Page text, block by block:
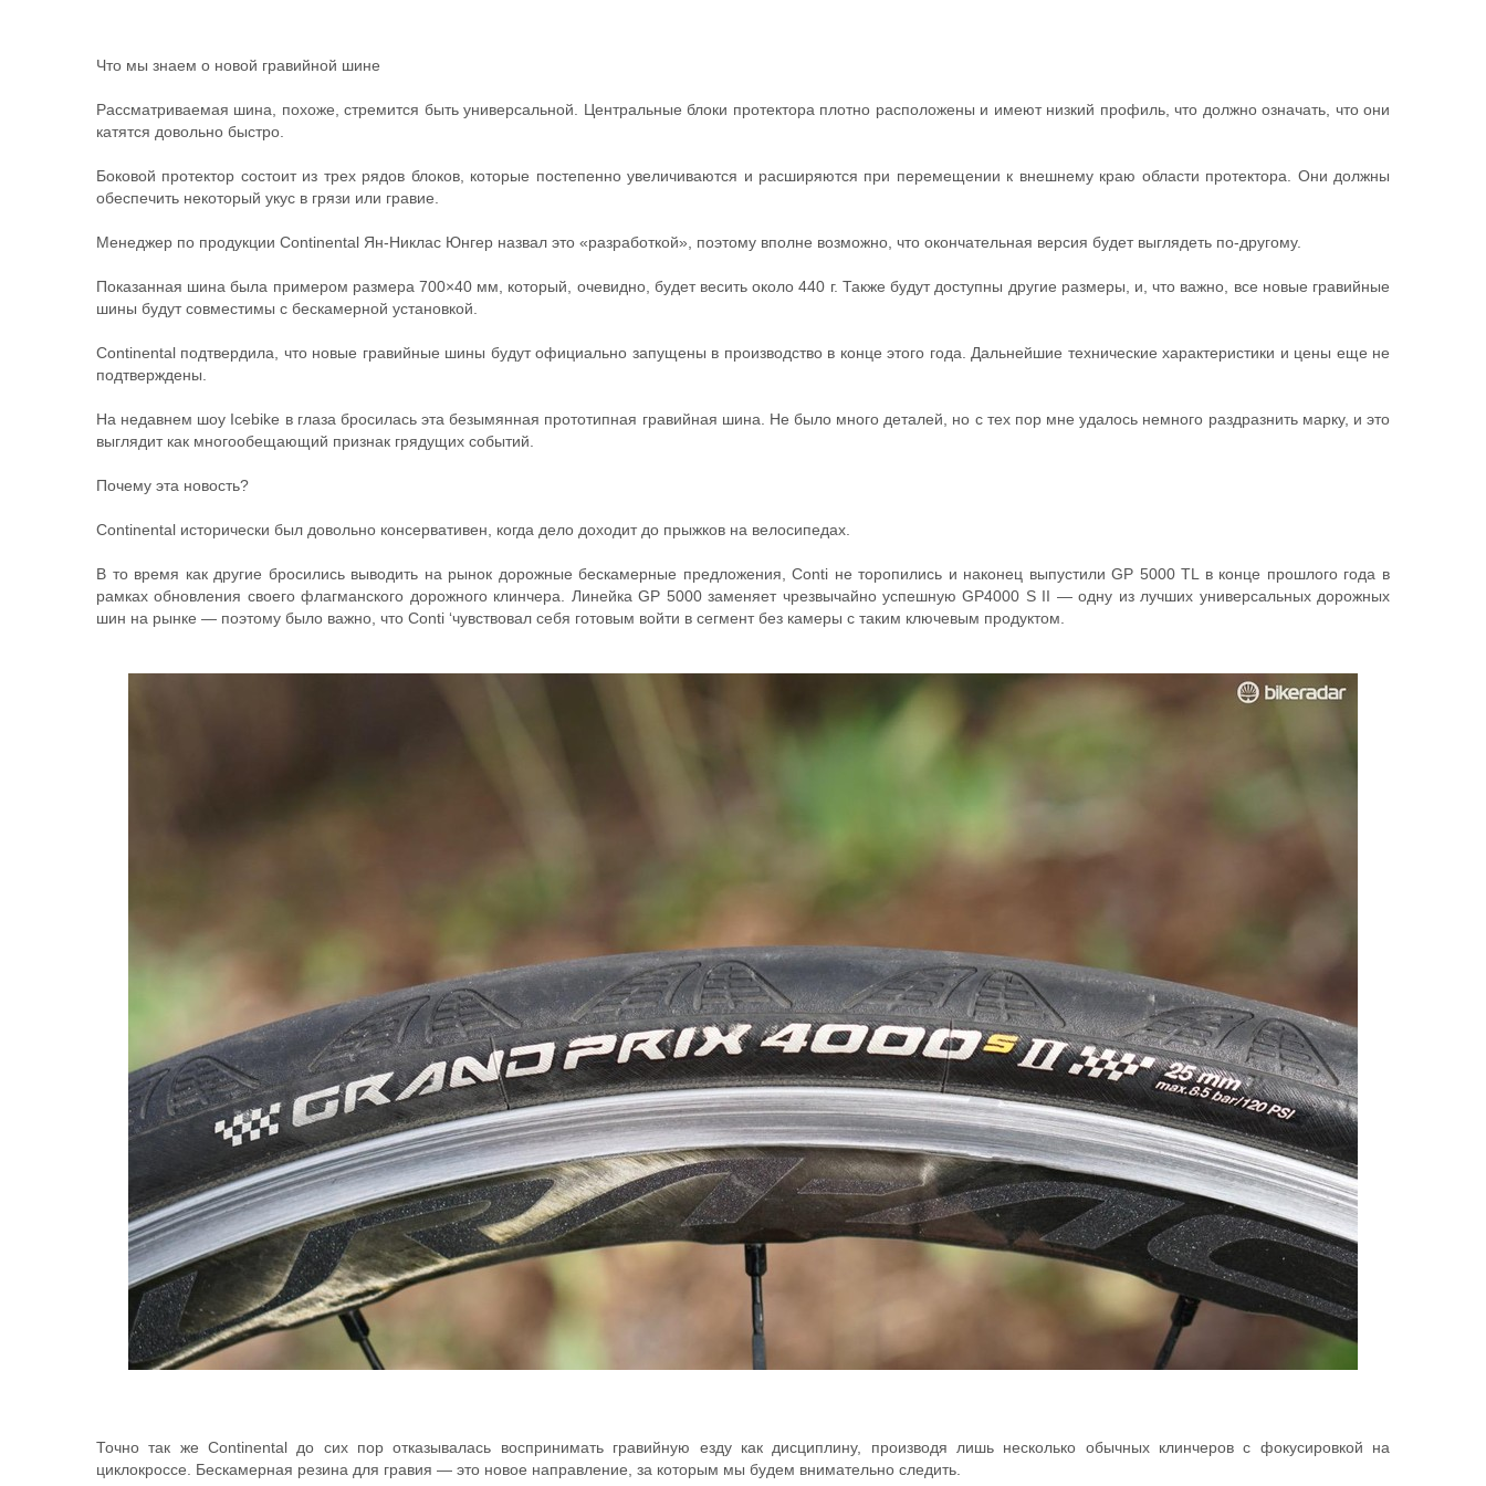
Что мы знаем о новой гравийной шине
Рассматриваемая шина, похоже, стремится быть универсальной. Центральные блоки протектора плотно расположены и имеют низкий профиль, что должно означать, что они
катятся довольно быстро.
Боковой протектор состоит из трех рядов блоков, которые постепенно увеличиваются и расширяются при перемещении к внешнему краю области протектора. Они должны
обеспечить некоторый укус в грязи или гравие.
Менеджер по продукции Continental Ян-Никлас Юнгер назвал это «разработкой», поэтому вполне возможно, что окончательная версия будет выглядеть по-другому.
Показанная шина была примером размера 700×40 мм, который, очевидно, будет весить около 440 г. Также будут доступны другие размеры, и, что важно, все новые гравийные
шины будут совместимы с бескамерной установкой.
Continental подтвердила, что новые гравийные шины будут официально запущены в производство в конце этого года. Дальнейшие технические характеристики и цены еще не
подтверждены.
На недавнем шоу Icebike в глаза бросилась эта безымянная прототипная гравийная шина. Не было много деталей, но с тех пор мне удалось немного раздразнить марку, и это
выглядит как многообещающий признак грядущих событий.
Почему эта новость?
Continental исторически был довольно консервативен, когда дело доходит до прыжков на велосипедах.
В то время как другие бросились выводить на рынок дорожные бескамерные предложения, Conti не торопились и наконец выпустили GP 5000 TL в конце прошлого года в
рамках обновления своего флагманского дорожного клинчера. Линейка GP 5000 заменяет чрезвычайно успешную GP4000 S II — одну из лучших универсальных дорожных
шин на рынке — поэтому было важно, что Conti ‘чувствовал себя готовым войти в сегмент без камеры с таким ключевым продуктом.
Точно так же Continental до сих пор отказывалась воспринимать гравийную езду как дисциплину, производя лишь несколько обычных клинчеров с фокусировкой на
циклокроссе. Бескамерная резина для гравия — это новое направление, за которым мы будем внимательно следить.